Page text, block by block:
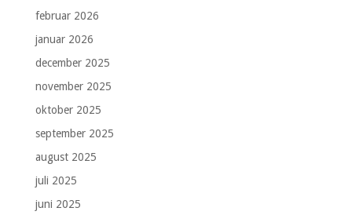
februar 2026
januar 2026
december 2025
november 2025
oktober 2025
september 2025
august 2025
juli 2025
juni 2025